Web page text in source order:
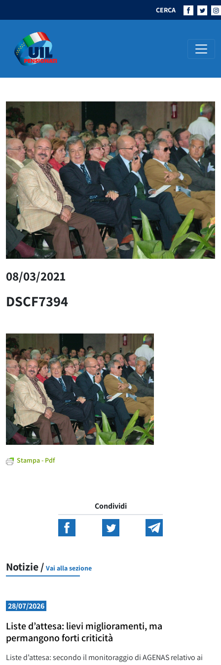
CERCA
Navigazione principale
08/03/2021
DSCF7394
Stampa - Pdf
Condividi
Notizie / Vai alla sezione
28/07/2026
Liste d’attesa: lievi miglioramenti, ma
permangono forti criticità
Liste d’attesa: secondo il monitoraggio di AGENAS relativo ai